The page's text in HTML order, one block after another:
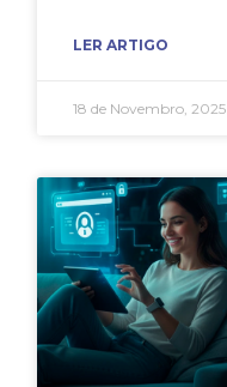
LER ARTIGO
18 de Novembro, 2025